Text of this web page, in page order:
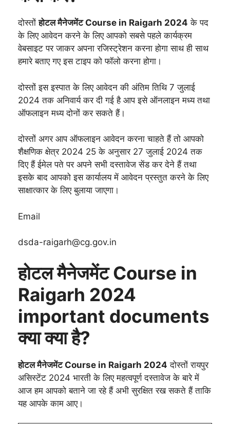
दोस्तोंहोटल मैनेजमेंट Course in Raigarh 2024 के पद
के लिए आवेदन करने के लिए आपको सबसे पहले कार्यक्रम
वेबसाइट पर जाकर अपना रजिस्ट्रेशन करना होगा साथ ही साथ
हमारे बताए गए इस टाइप को फॉलो करना होगा।
दोस्तों इस इस्पात के लिए आवेदन की अंतिम तिथि 7 जुलाई
2024 तक अनिवार्य कर दी गई है आप इसे ऑनलाइन मध्य तथा
ऑफलाइन मध्य दोनों कर सकते हैं।
दोस्तों अगर आप ऑफलाइन आवेदन करना चाहते हैं तो आपको
शैक्षणिक क्षेत्र 2024 25 के अनुसार 27 जुलाई 2024 तक
दिए हैं ईमेल पते पर अपने सभी दस्तावेज सेंड कर देने हैं तथा
इसके बाद आपको इस कार्यालय में आवेदन प्रस्तुत करने के लिए
साक्षात्कार के लिए बुलाया जाएगा।
Email
dsda-raigarh@cg.gov.in
होटल मैनेजमेंट Course in
Raigarh 2024
important documents
क्या क्या है?
होटल मैनेजमेंट Course in Raigarh 2024 दोस्तों रायपुर
असिस्टेंट 2024 भारती के लिए महत्वपूर्ण दस्तावेज के बारे में
आज हम आपको बताने जा रहे हैं अभी सुरक्षित रख सकते हैं ताकि
यह आपके काम आए।